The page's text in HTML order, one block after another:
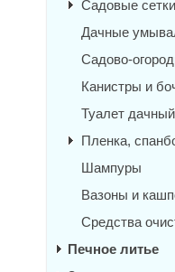
Садовые
Дачные
Садово-
Канистры и
Туалет дачный
Пленка,
Шампуры
Вазоны и
Средства
Печное литье